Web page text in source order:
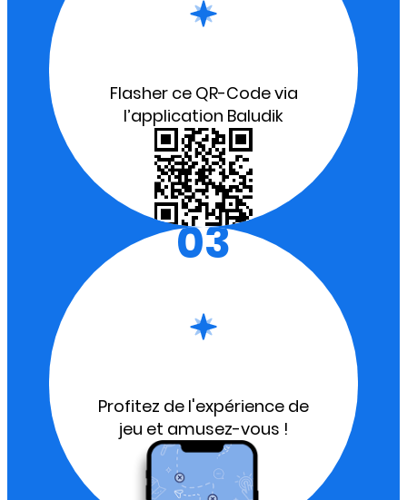
Flasher ce QR-Code via
l’application Baludik
03
Profitez de l'expérience de
jeu et amusez-vous !